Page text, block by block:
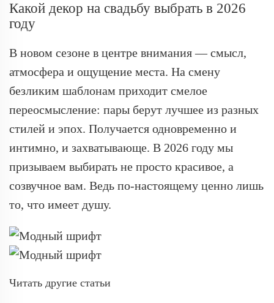
Какой декор на свадьбу выбрать в 2026
году
В новом сезоне в центре внимания — смысл,
атмосфера и ощущение места. На смену
безликим шаблонам приходит смелое
переосмысление: пары берут лучшее из разных
стилей и эпох. Получается одновременно и
интимно, и захватывающе. В 2026 году мы
призываем выбирать не просто красивое, а
созвучное вам. Ведь по-настоящему ценно лишь
то, что имеет душу.
Читать другие статьи